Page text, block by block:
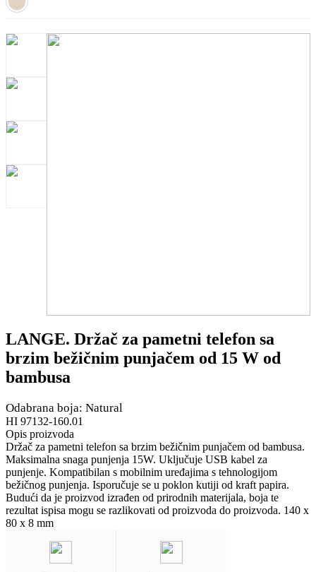
LANGE. Držač za pametni telefon sa
brzim bežičnim punjačem od 15 W od
bambusa
Odabrana boja: Natural
HI 97132-160.01
Opis proizvoda
Držač za pametni telefon sa brzim bežičnim punjačem od bambusa.
Maksimalna snaga punjenja 15W. Uključuje USB kabel za
punjenje. Kompatibilan s mobilnim uređajima s tehnologijom
bežičnog punjenja. Isporučuje se u poklon kutiji od kraft papira.
Budući da je proizvod izrađen od prirodnih materijala, boja te
rezultat ispisa mogu se razlikovati od proizvoda do proizvoda. 140 x
80 x 8 mm